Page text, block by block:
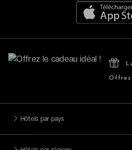
Offrez
Hôtels par pays